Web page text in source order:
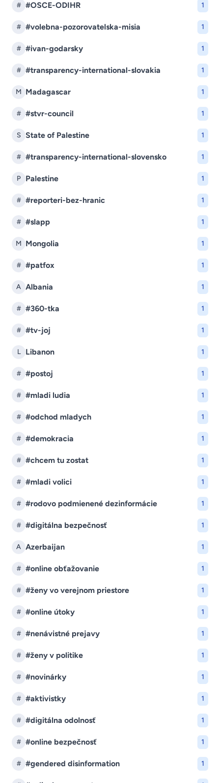
# #OSCE-ODIHR 1
# #volebna-pozorovatelska-misia 1
# #ivan-godarsky 1
# #transparency-international-slovakia 1
M Madagascar 1
# #stvr-council 1
S State of Palestine 1
# #transparency-international-slovensko 1
P Palestine 1
# #reporteri-bez-hranic 1
# #slapp 1
M Mongolia 1
# #patfox 1
A Albania 1
# #360-tka 1
# #tv-joj 1
L Libanon 1
# #postoj 1
# #mladi ludia 1
# #odchod mladych 1
# #demokracia 1
# #chcem tu zostat 1
# #mladi volici 1
# #rodovo podmienené dezinformácie 1
# #digitálna bezpečnosť 1
A Azerbaijan 1
# #online obťažovanie 1
# #ženy vo verejnom priestore 1
# #online útoky 1
# #nenávistné prejavy 1
# #ženy v politike 1
# #novinárky 1
# #aktivistky 1
# #digitálna odolnosť 1
# #online bezpečnosť 1
# #gendered disinformation 1